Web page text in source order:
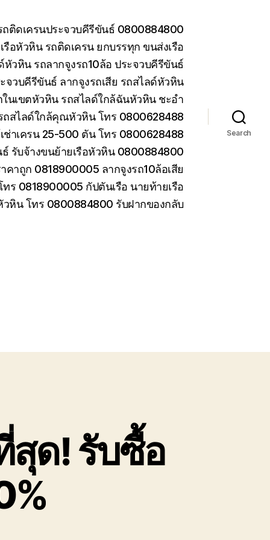
ติดเครนประจวบคีรีขันธ์ 0800884800
รือหัวหิน รถติดเครน ยกบรรทุก ขนส่งเรือ
หัวหิน รถลากจูงรถ10ล้อ ประจวบคีรีขันธ์
จวบคีรีขันธ์ ลากจูงรถเสีย รถสไลด์หัวหิน
ในเขตหัวหิน รถสไลด์ใกล้ฉันหัวหิน ชะอำ
ถสไลด์ใกล้คุณหัวหิน โทร 0800628488
ช่าเครน 25-500 ตัน โทร 0800628488
ธ์ รับจ้างขนย้ายเรือหัวหิน 0800884800
คาถูก 0818900005 ลากจูงรถ10ล้อเสีย
ร 0818900005 กัปตันเรือ นายท้ายเรือ
วหิน โทร 0800884800 รับฝากของกลับ
Search
สุด! รับซื้อ